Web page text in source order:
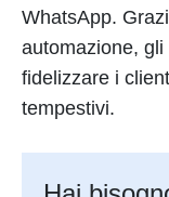
WhatsApp.
automazione,
fidelizzare i
tempestivi.